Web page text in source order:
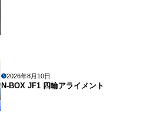
2026年8月10日
N-BOX JF1 四輪アライメント